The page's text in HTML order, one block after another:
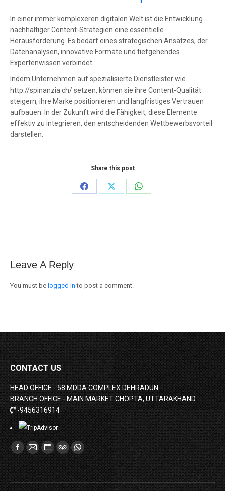
In einer immer komplexeren digitalen Welt ist die Entwicklung
nachhaltiger Content-Strategien eine essentielle
Herausforderung. Es bedarf eines strategischen Ansatzes, der
Datenanalysen, innovative Formate und tiefgehendes
Expertenwissen verbindet.
Indem Unternehmen auf spezialisierte Dienstleister wie
http://spinanzia.ch/ setzen, können sie ihre Content-Qualität
steigern, ihre Marke positionieren und langfristiges Vertrauen
aufbauen. In der Zukunft wird die Fähigkeit, diese Elemente
effektiv zu integrieren, den entscheidenden Wettbewerbsvorteil
darstellen.
Share this post
Share
Share
Share
Leave A Reply
You must be logged in to post a comment.
CONTACT US
HEAD OFFICE - 58 MDDA COMPLEX DEHRADUN
BRANCH OFFICE - MAIN MARKET CHOPTA, UTTARAKHAND
-9456316914
Find us on:
Facebook
page
opens
Mail
page
opens
Website
page
opens
TripAdvisor
page
opens
Whatsapp
page
opens